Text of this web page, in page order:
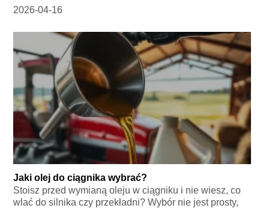
2026-04-16
Jaki olej do ciągnika wybrać?
Stoisz przed wymianą oleju w ciągniku i nie wiesz, co
wlać do silnika czy przekładni? Wybór nie jest prosty,